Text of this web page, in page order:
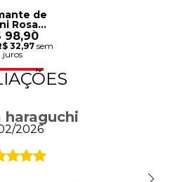
de
Rosa
Azul
98,90
32,97sem
juros
haraguchi
2026